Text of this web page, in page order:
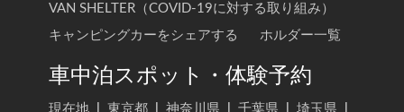
VAN SHELTER（COVID-19に対する取り組み）
キャンピングカーをシェアする
ホルダー一覧
車中泊スポット・体験予約
現在地 東京都 神奈川県 千葉県 埼玉県